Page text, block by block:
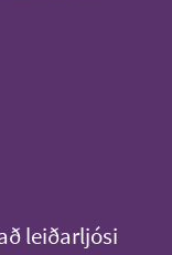
leiðarljósi